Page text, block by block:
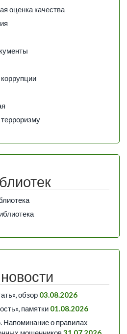
оценка качества
обзор 03.08.2026
памятки 01.08.2026
о правилах